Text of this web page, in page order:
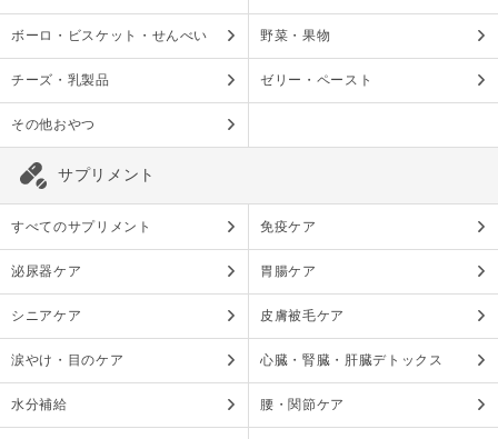
ボーロ・ビスケット・せんべい 野菜・果物
チーズ・乳製品 ゼリー・ペースト
その他おやつ
サプリメント
すべてのサプリメント 免疫ケア
泌尿器ケア 胃腸ケア
シニアケア 皮膚被毛ケア
涙やけ・目のケア 心臓・腎臓・肝臓デトックス
水分補給 腰・関節ケア